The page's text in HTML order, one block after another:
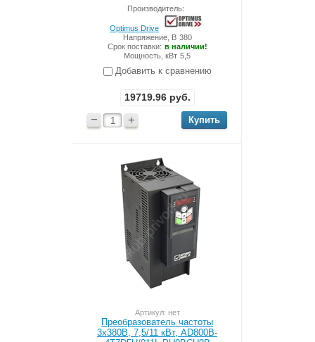
Производитель:
Optimus Drive
Напряжение, В 380
Срок поставки: в наличии!
Мощность, кВт 5,5
Добавить к сравнению
19719.96руб.
− +
Артикул: нет
Преобразователь частоты
3x380В, 7,5/11 кВт, AD800B-